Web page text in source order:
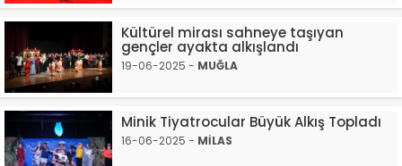
Kültürel mirası sahneye taşıyan
gençler ayakta alkışlandı
19-06-2025 - MUĞLA
Minik Tiyatrocular Büyük Alkış Topladı
16-06-2025 - MİLAS